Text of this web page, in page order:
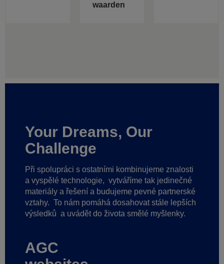
waarden
Your Dreams, Our
Challenge
Při spolupráci s ostatními kombinujeme znalosti
a vyspělé technologie, vytváříme tak jedinečné
materiály a řešení a budujeme pevné partnerské
vztahy. To nám pomáhá dosahovat stále lepších
výsledků a uvádět do života smělé myšlenky.
AGC